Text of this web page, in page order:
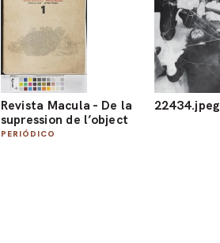
Revista Macula - De la
supression de l’object
PERIÓDICO
22434.jpeg